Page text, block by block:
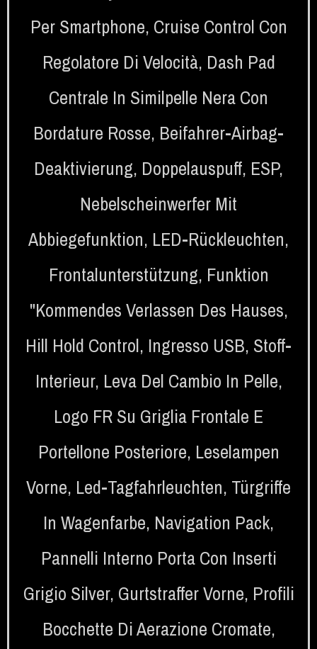
Per Smartphone, Cruise Control Con
Regolatore Di Velocità, Dash Pad
Centrale In Similpelle Nera Con
Bordature Rosse, Beifahrer-Airbag-
Deaktivierung, Doppelauspuff, ESP,
Nebelscheinwerfer Mit
Abbiegefunktion, LED-Rückleuchten,
Frontalunterstützung, Funktion
"Kommendes Verlassen Des Hauses,
Hill Hold Control, Ingresso USB, Stoff-
Interieur, Leva Del Cambio In Pelle,
Logo FR Su Griglia Frontale E
Portellone Posteriore, Leselampen
Vorne, Led-Tagfahrleuchten, Türgriffe
In Wagenfarbe, Navigation Pack,
Pannelli Interno Porta Con Inserti
Grigio Silver, Gurtstraffer Vorne, Profili
Bocchette Di Aerazione Cromate,